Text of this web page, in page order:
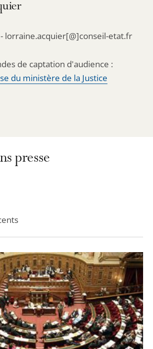
lorraine.acquier[@]conseil-etat.fr
de captation d'audience :
du ministère de la Justice
presse